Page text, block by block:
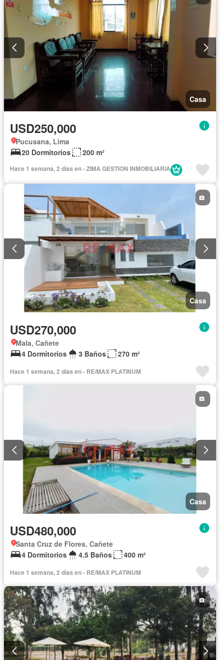
Casa
USD250,000
Pucusana, Lima
20 Dormitorios
200 m²
Hace 1 semana, 2 días en - ZIMA GESTION INMOBILIARIA
Casa
USD270,000
Mala, Cañete
4 Dormitorios
3 Baños 270 m²
Hace 1 semana, 2 días en - RE/MAX PLATINUM
Casa
USD480,000
Santa Cruz de Flores, Cañete
4 Dormitorios
4.5 Baños 400 m²
Hace 1 semana, 2 días en - RE/MAX PLATINUM